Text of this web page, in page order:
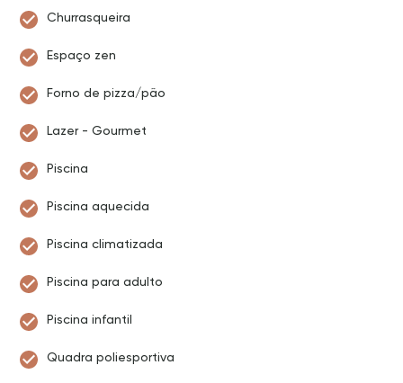
Churrasqueira
Espaço zen
Forno de pizza/pão
Lazer - Gourmet
Piscina
Piscina aquecida
Piscina climatizada
Piscina para adulto
Piscina infantil
Quadra poliesportiva